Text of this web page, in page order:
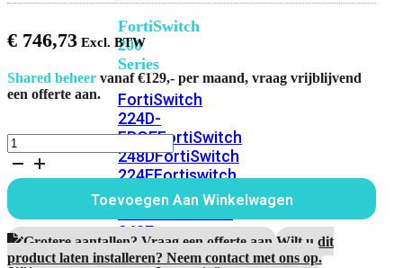
FortiSwitch
200
Series
FortiSwitch
224D-
FPOEFortiSwitch
248DFortiSwitch
224EFortiswitch
224E-
POEFortiSwitch
248E-
POE
FortiSwitch
€ 746,73
Shared beheer vanaf €129,- per maand, vraag vrijblijvend
een offerte aan.
FortiWiFi-
51G
Jaar
FortiGuard
OT
Security
Service
Toevoegen Aan Winkelwagen
Grotere aantallen? Vraag een offerte aan.Wilt u dit
product laten installeren? Neem contact met ons op.